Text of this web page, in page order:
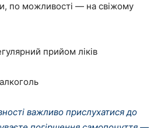
по можливості — на свіжому
прийом ліків
важливо прислухатися до